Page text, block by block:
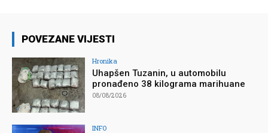
POVEZANE VIJESTI
Hronika
Uhapšen Tuzanin, u automobilu
pronađeno 38 kilograma marihuane
08/08/2026
INFO